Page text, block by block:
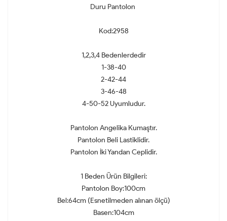
Duru Pantolon
Kod:2958
1,2,3,4 Bedenlerdedir
1-38-40
2-42-44
3-46-48
4-50-52 Uyumludur.
Pantolon Angelika Kumaştır.
Pantolon Beli Lastiklidir.
Pantolon İki Yandan Ceplidir.
1 Beden Ürün Bilgileri:
Pantolon Boy:100cm
Bel:64cm (Esnetilmeden alınan ölçü)
Basen:104cm